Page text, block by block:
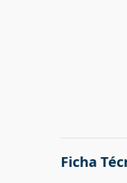
Ficha